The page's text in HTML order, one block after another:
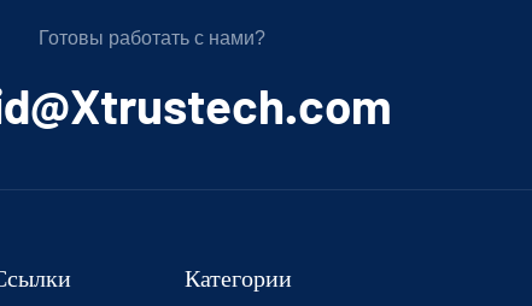
Готовы работать с нами?
Категории